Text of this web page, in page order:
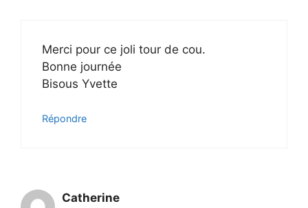
Merci pour ce joli tour de cou.
Bonne journée
Bisous Yvette
Répondre
Catherine